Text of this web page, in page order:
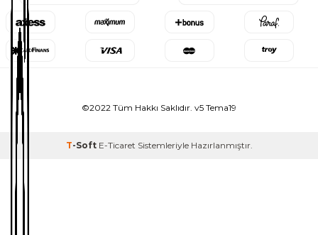
©2022 Tüm Hakkı Saklıdır. v5 Tema19
T-Soft E-Ticaret Sistemleriyle Hazırlanmıştır.